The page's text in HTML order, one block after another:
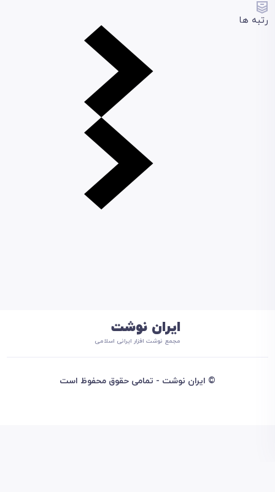
رتبه ها
ایران نوشت
مجمع نوشت افزار ایرانی اسلامی
© ایران نوشت - تمامی حقوق محفوظ است